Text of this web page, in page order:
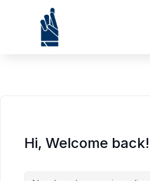
Hi, Welcome back!